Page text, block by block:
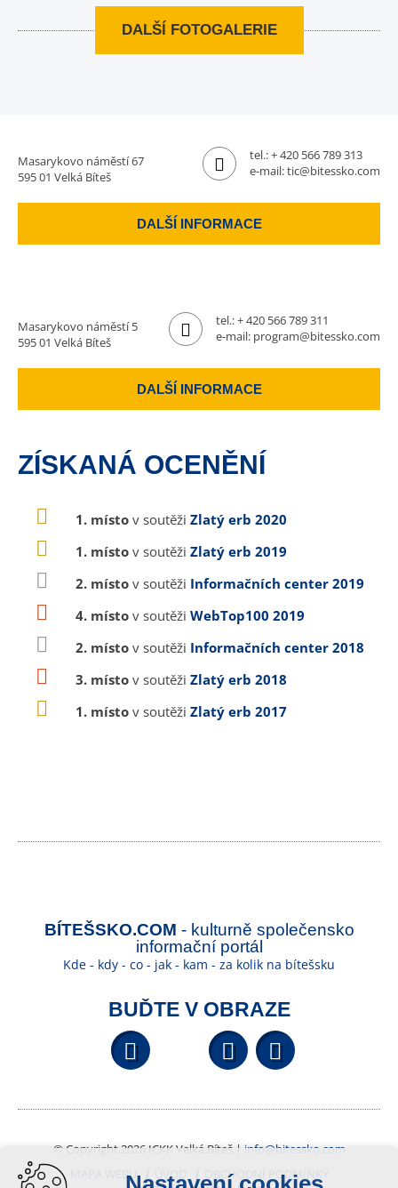
DALŠÍ FOTOGALERIE
Masarykovo náměstí 67
595 01 Velká Bíteš
tel.:+ 420 566 789 313
e-mail:tic@bitessko.com
DALŠÍ INFORMACE
Masarykovo náměstí 5
595 01 Velká Bíteš
tel.:+ 420 566 789 311
e-mail: program@bitessko.com
DALŠÍ INFORMACE
ZÍSKANÁ OCENĚNÍ
1. místo v soutěži Zlatý erb 2020
1. místo v soutěži Zlatý erb 2019
2. místo v soutěži Informačních center 2019
4. místo v soutěži WebTop100 2019
2. místo v soutěži Informačních center 2018
3. místo v soutěži Zlatý erb 2018
1. místo v soutěži Zlatý erb 2017
BÍTEŠSKO.COM - kulturně společensko
informační portál
Kde - kdy - co - jak - kam - za kolik na bítešsku
BUĎTE V OBRAZE
Facebook YouTube
© Copyright 2026 ICKK Velká Bíteš | info@bitessko.com
MAPA WEBU
ÚVOD
OBCHODNÍ PODMÍNKY